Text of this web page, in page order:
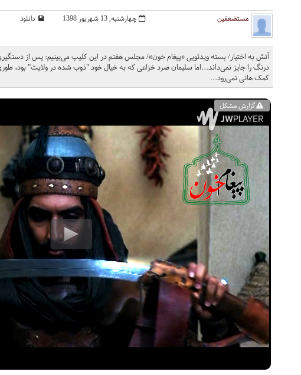
گزارش مشکل
آتش به اختیار/ بسته ویدئویی «پیغام خون»/ مجلس هفتم در این کلیپ می‌بینیم: پس از
درنگ را جایز نمی‌‌داند...اما سلیمان صرد خزاعی که به خیال خود "ذوب شده در ولایت" بود،
کمک هانی نمی‌رود...
مستضعفین چهارشنبه, 13 شهریور 1398 دانلود